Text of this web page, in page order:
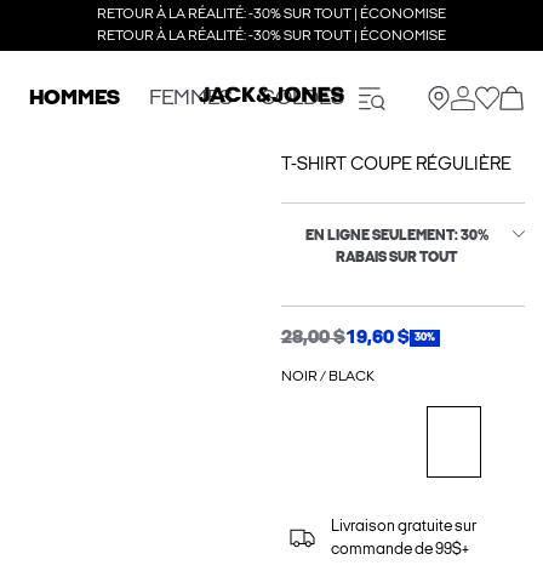
RETOUR À LA RÉALITÉ: -30% SUR TOUT | ÉCONOMISE
RETOUR À LA RÉALITÉ: -30% SUR TOUT | ÉCONOMISE
HOMMES FEMMES SOLDES
T-SHIRT COUPE RÉGULIÈRE
EN LIGNE SEULEMENT: 30%
RABAIS SUR TOUT
28,00 $19,60 $ 30%
NOIR / BLACK
Livraison gratuite sur
commande de 99$+